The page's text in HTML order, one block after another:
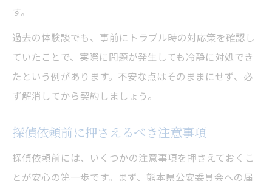
す。
過去の体験談でも、事前にトラブル時の対応策を確認し
ていたことで、実際に問題が発生しても冷静に対処でき
たという例があります。不安な点はそのままにせず、必
ず解消してから契約しましょう。
探偵依頼前に押さえるべき注意事項
探偵依頼前には、いくつかの注意事項を押さえておくこ
とが安心の第一歩です。まず、熊本県公安委員会への届